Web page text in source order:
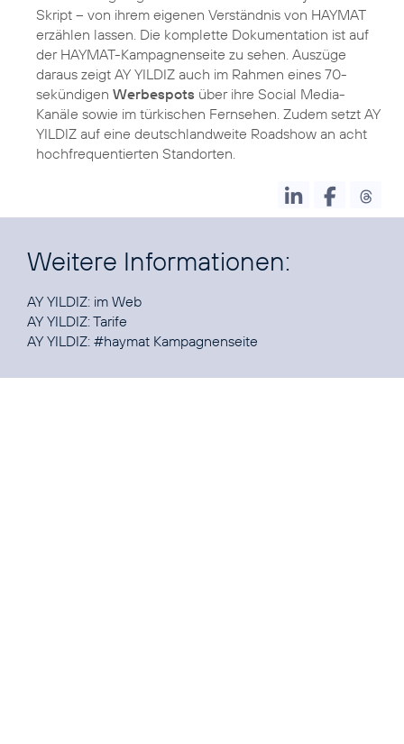
Skript – von ihrem eigenen Verständnis von HAYMAT
erzählen lassen. Die komplette Dokumentation ist auf
der HAYMAT-Kampagnenseite zu sehen. Auszüge
daraus zeigt AY YILDIZ auch im Rahmen eines 70-
sekündigen Werbespots über ihre Social Media-
Kanäle sowie im türkischen Fernsehen. Zudem setzt AY
YILDIZ auf eine deutschlandweite Roadshow an acht
hochfrequentierten Standorten.
Weitere Informationen:
AY YILDIZ: im Web
AY YILDIZ:Tarife
AY YILDIZ: #haymat Kampagnenseite